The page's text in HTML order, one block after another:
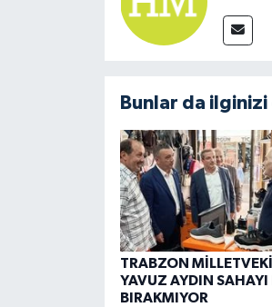
Bunlar da
TRABZON
YAVUZ AYDIN SAHAYI
BIRAKMIYOR